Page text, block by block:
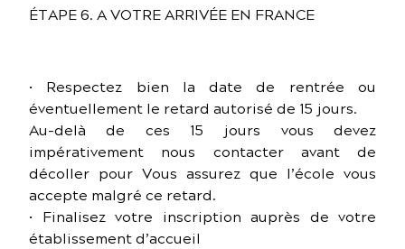
ÉTAPE 6. A VOTRE ARRIVÉE EN FRANCE
• Respectez bien la date de rentrée ou
éventuellement le retard autorisé de 15 jours.
Au-delà de ces 15 jours vous devez
impérativement nous contacter avant de
décoller pour Vous assurez que l’école vous
accepte malgré ce retard.
• Finalisez votre inscription auprès de votre
établissement d’accueil